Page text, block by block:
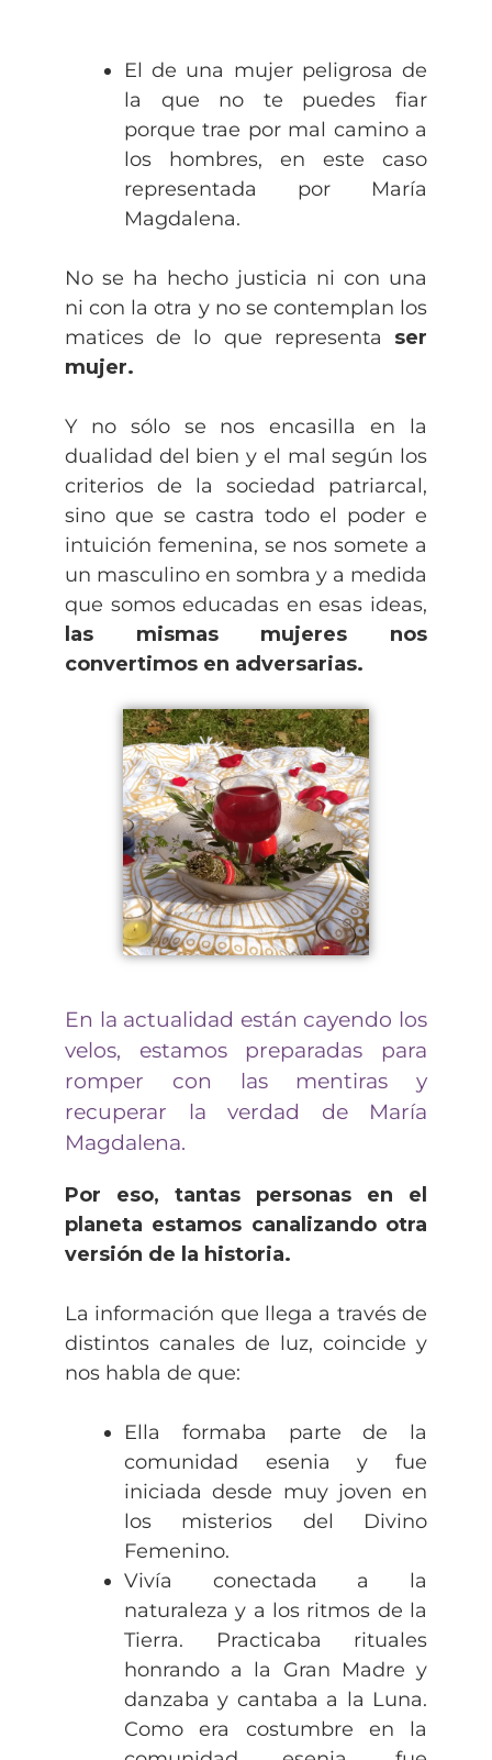
El de una mujer peligrosa de
la que no te puedes fiar
porque trae por mal camino a
los hombres, en este caso
representada por María
Magdalena.
No se ha hecho justicia ni con una
ni con la otra y no se contemplan los
matices de lo que representa ser
mujer.
Y no sólo se nos encasilla en la
dualidad del bien y el mal según los
criterios de la sociedad patriarcal,
sino que se castra todo el poder e
intuición femenina, se nos somete a
un masculino en sombra y a medida
que somos educadas en esas ideas,
las mismas mujeres nos
convertimos en adversarias.
En la actualidad están cayendo los
velos, estamos preparadas para
romper con las mentiras y
recuperar la verdad de María
Magdalena.
Por eso, tantas personas en el
planeta estamos canalizando otra
versión de la historia.
La información que llega a través de
distintos canales de luz, coincide y
nos habla de que:
Ella formaba parte de la
comunidad esenia y fue
iniciada desde muy joven en
los misterios del Divino
Femenino.
Vivía conectada a la
naturaleza y a los ritmos de la
Tierra. Practicaba rituales
honrando a la Gran Madre y
danzaba y cantaba a la Luna.
Como era costumbre en la